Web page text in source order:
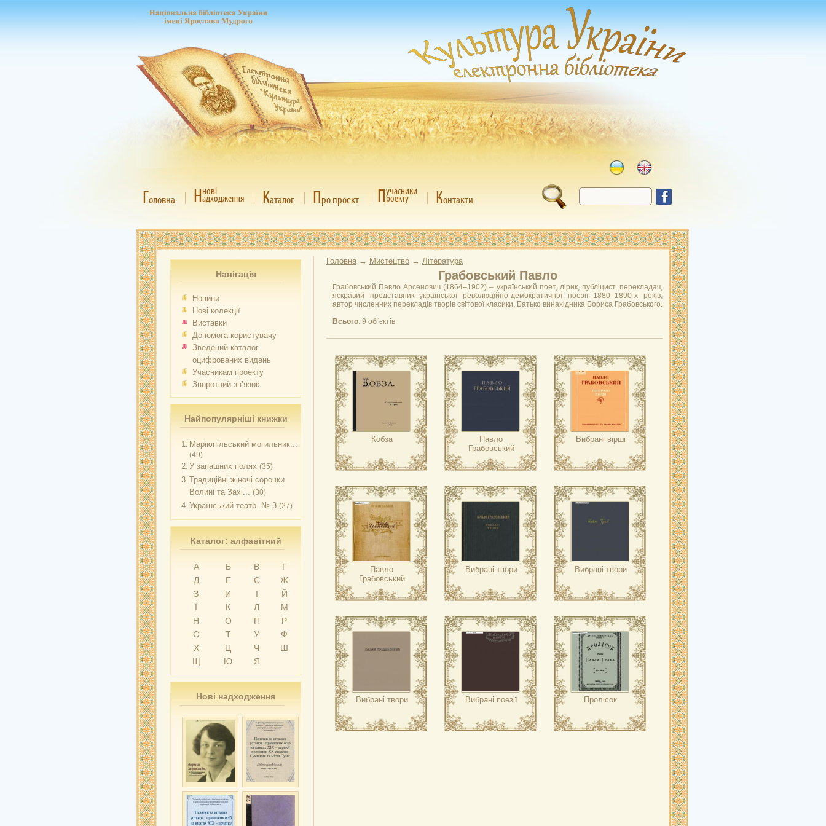
Головна Ннові
адходження Каталог Про проект Пучасники
роекту Контакти
Навігація
Новини
Нові колекції
Виставки
Допомога користувачу
Зведений каталог
оцифрованих видань
Учасникам проекту
Зворотний зв’язок
Найпопулярніші книжки
1. Маріюпільський могильник...
(49)
2. У запашних полях (35)
3. Традиційні жіночі сорочки
Волині та Захі... (30)
4. Український театр. № 3 (27)
Каталог: алфавітний
А Б В
Г
Д
Е Є
Ж
З
И І
Й
Ї
К Л
М
Н
О П
Р
С
Т У
Ф
Х
Ц Ч
Ш
Щ
Ю Я
Нові надходження
Головна → Мистецтво → Література
Грабовський Павло
Грабовський Павло Арсенович (1864–1902) – український поет, лірик, публіцист, перекладач,
яскравий представник української революційно-демократичної поезії 1880–1890-х років,
автор численних перекладів творів світової класики. Батько винахідника Бориса Грабовського.
Всього: 9 об`єктів
Кобза
Павло
Грабовський
Вибрані вірші
Павло
Грабовський
Вибрані твори Вибрані твори
Вибрані твори Вибрані поезії Пролісок